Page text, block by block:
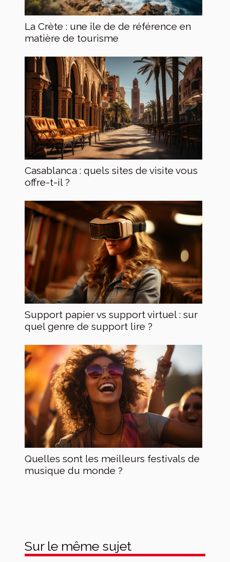
La Crète : une île de de référence en
matière de tourisme
Casablanca : quels sites de visite vous
offre-t-il ?
Support papier vs support virtuel : sur
quel genre de support lire ?
Quelles sont les meilleurs festivals de
musique du monde ?
Sur le même sujet